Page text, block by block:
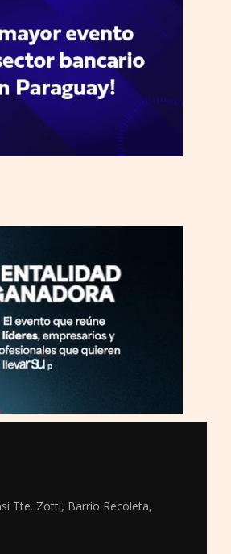
Tte. Zotti, Barrio Recoleta,